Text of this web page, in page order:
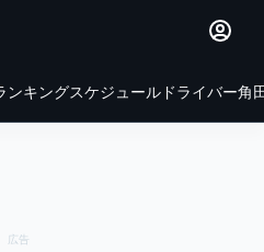
ンキングスケジュール ドライバー角